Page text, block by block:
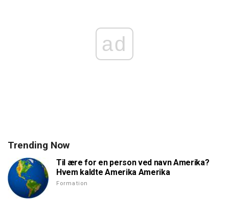
ad
Trending Now
Til ære for en person ved navn Amerika?
Hvem kaldte Amerika Amerika
Formation